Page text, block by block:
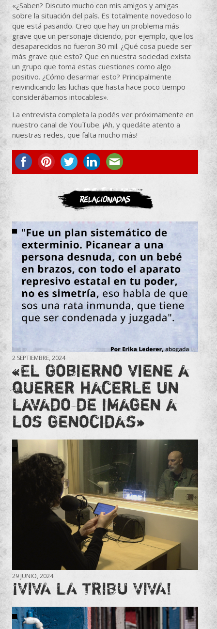
«¿Saben? Discuto mucho con mis amigos y amigas
sobre la situación del país. Es totalmente novedoso lo
que está pasando. Creo que hay un problema más
grave que un personaje diciendo, por ejemplo, que los
desaparecidos no fueron 30 mil. ¿Qué cosa puede ser
más grave que esto? Que en nuestra sociedad exista
un grupo que toma estas cuestiones como algo
positivo. ¿Cómo desarmar esto? Principalmente
reivindicando las luchas que hasta hace poco tiempo
considerábamos intocables».
La entrevista completa la podés ver próximamente en
nuestro canal de YouTube. ¡Ah, y quedáte atento a
nuestras redes, que falta mucho más!
ASOCIATE
Relacionadas
2 SEPTIEMBRE, 2024
«El gobierno viene a
querer hacerle un
lavado de imagen a
los genocidas»
29 JUNIO, 2024
¡VIVA LA TRIBU VIVA!